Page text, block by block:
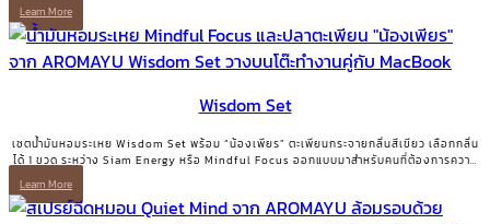
Learn More
Wisdom Set
เซตน้ำมันหอมระเหย Wisdom Set พร้อม “น้องเพียร” ตะเพียนกระจายกลิ่นสีเขียว เลือกกลิ่น
ได้ 1 ขวด ระหว่าง Siam Energy หรือ Mindful Focus ออกแบบมาสำหรับคนที่ต้องการความ
Learn More